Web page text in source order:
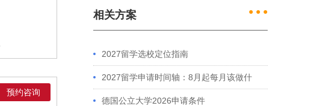
预约咨询
相关方案 ● ● ●
2027留学选校定位指南
2027留学申请时间轴：8月起每月该做什
么？英、美、澳、港申请全攻略
德国公立大学2026申请条件